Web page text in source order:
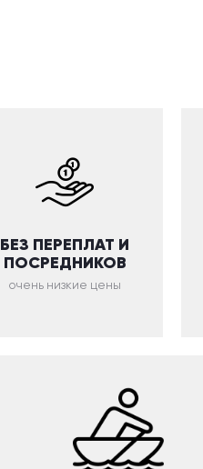
БЕЗ ПЕРЕПЛАТ И
ПОСРЕДНИКОВ
очень низкие цены